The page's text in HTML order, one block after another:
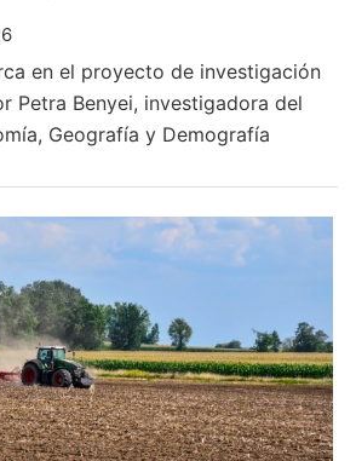
en el proyecto de investigación
Petra Benyei, investigadora del
Geografía y Demografía